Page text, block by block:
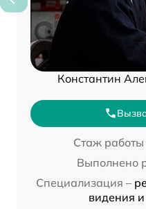
Константин
Стаж работы
Выполнено
Специализация –
видения